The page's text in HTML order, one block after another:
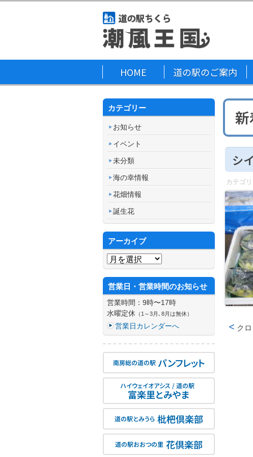
HOME 道の駅のご案内
シ
カテゴリ
ク
カテゴリー
お知らせ
イベント
未分類
海の幸情報
花畑情報
誕生花
アーカイブ
アーカイブ
営業日・営業時間のお知らせ
営業時間：9時〜17時
水曜定休 （1～3月､8月は無休）
営業日カレンダーへ
南房総の道の駅 パンフレット
ハイウェイオアシス / 道の駅
富楽里とみやま
道の駅とみうら 枇杷倶楽部
道の駅おおつの里 花倶楽部